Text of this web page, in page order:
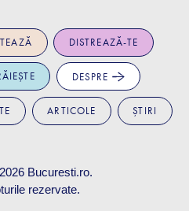
DISTREAZĂ-TE
DESPRE
ARTICOLE ȘTIRI
Bucuresti.ro.
rezervate.